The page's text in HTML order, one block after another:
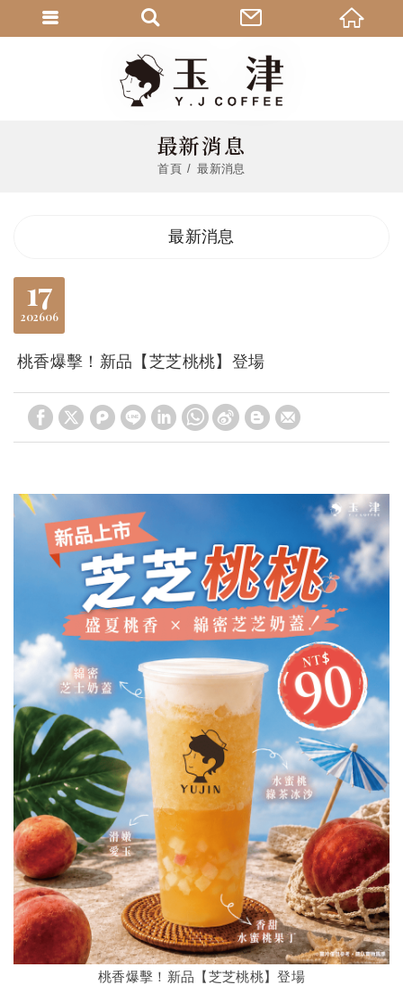
最新消息
首頁 最新消息
最新消息
17
06
2026
桃香爆擊！新品【芝芝桃桃】登場
桃香爆擊！新品【芝芝桃桃】登場